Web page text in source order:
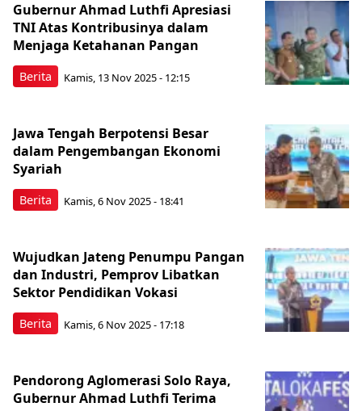
Berita
Gubernur Ahmad Luthfi Apresiasi
TNI Atas Kontribusinya dalam
Menjaga Ketahanan Pangan
Kamis, 13 Nov 2025 - 12:15
Berita
Jawa Tengah Berpotensi Besar
dalam Pengembangan Ekonomi
Syariah
Kamis, 6 Nov 2025 - 18:41
Berita
Wujudkan Jateng Penumpu Pangan
dan Industri, Pemprov Libatkan
Sektor Pendidikan Vokasi
Kamis, 6 Nov 2025 - 17:18
Pendorong Aglomerasi Solo Raya,
Gubernur Ahmad Luthfi Terima